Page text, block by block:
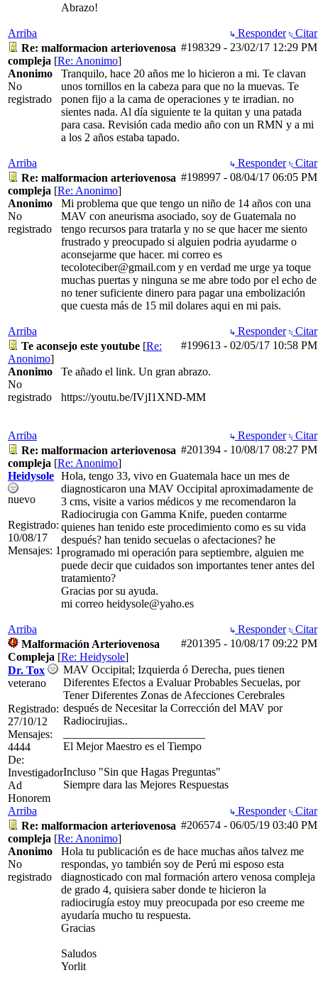
Abrazo!
Arriba Responder
Citar
#198329 - 23/02/17 12:29 PM
Re: malformacion arteriovenosa
compleja [Re: Anonimo]
Anonimo
No
registrado
Tranquilo, hace 20 años me lo hicieron a mi. Te clavan
unos tornillos en la cabeza para que no la muevas. Te
ponen fijo a la cama de operaciones y te irradian. no
sientes nada. Al día siguiente te la quitan y una patada
para casa. Revisión cada medio año con un RMN y a mi
a los 2 años estaba tapado.
Arriba Responder
Citar
#198997 - 08/04/17 06:05 PM
Re: malformacion arteriovenosa
compleja [Re: Anonimo]
Anonimo
No
registrado
Mi problema que que tengo un niño de 14 años con una
MAV con aneurisma asociado, soy de Guatemala no
tengo recursos para tratarla y no se que hacer me siento
frustrado y preocupado si alguien podria ayudarme o
aconsejarme que hacer. mi correo es
tecoloteciber@gmail.com y en verdad me urge ya toque
muchas puertas y ninguna se me abre todo por el echo de
no tener suficiente dinero para pagar una embolización
que cuesta más de 15 mil dolares aqui en mi pais.
Arriba Responder
Citar
#199613 - 02/05/17 10:58 PM
Te aconsejo este youtube [Re:
Anonimo]
Anonimo
No
registrado
Te añado el link. Un gran abrazo.
https://youtu.be/IVjI1XND-MM
Arriba Responder
Citar
#201394 - 10/08/17 08:27 PM
Re: malformacion arteriovenosa
compleja [Re: Anonimo]
Heidysole
nuevo
Registrado:
10/08/17
Mensajes: 1
Hola, tengo 33, vivo en Guatemala hace un mes de
diagnosticaron una MAV Occipital aproximadamente de
3 cms, visite a varios médicos y me recomendaron la
Radiocirugia con Gamma Knife, pueden contarme
quienes han tenido este procedimiento como es su vida
después? han tenido secuelas o afectaciones? he
programado mi operación para septiembre, alguien me
puede decir que cuidados son importantes tener antes del
tratamiento?
Gracias por su ayuda.
mi correo heidysole@yaho.es
Arriba Responder
Citar
#201395 - 10/08/17 09:22 PM
Malformación Arteriovenosa
Compleja [Re: Heidysole]
Dr. Tox
veterano
Registrado:
27/10/12
Mensajes:
4444
De:
Investigador
Ad
Honorem
MAV Occipital; Izquierda ó Derecha, pues tienen
Diferentes Efectos a Evaluar Probables Secuelas, por
Tener Diferentes Zonas de Afecciones Cerebrales
después de Necesitar la Corrección del MAV por
Radiocirujias..
El Mejor Maestro es el Tiempo
Incluso "Sin que Hagas Preguntas"
Siempre dara las Mejores Respuestas
Arriba Responder
Citar
#206574 - 06/05/19 03:40 PM
Re: malformacion arteriovenosa
compleja [Re: Anonimo]
Anonimo
No
registrado
Hola tu publicación es de hace muchas años talvez me
respondas, yo también soy de Perú mi esposo esta
diagnosticado con mal formación artero venosa compleja
de grado 4, quisiera saber donde te hicieron la
radiocirugía estoy muy preocupada por eso creeme me
ayudaría mucho tu respuesta.
Gracias
Saludos
Yorlit